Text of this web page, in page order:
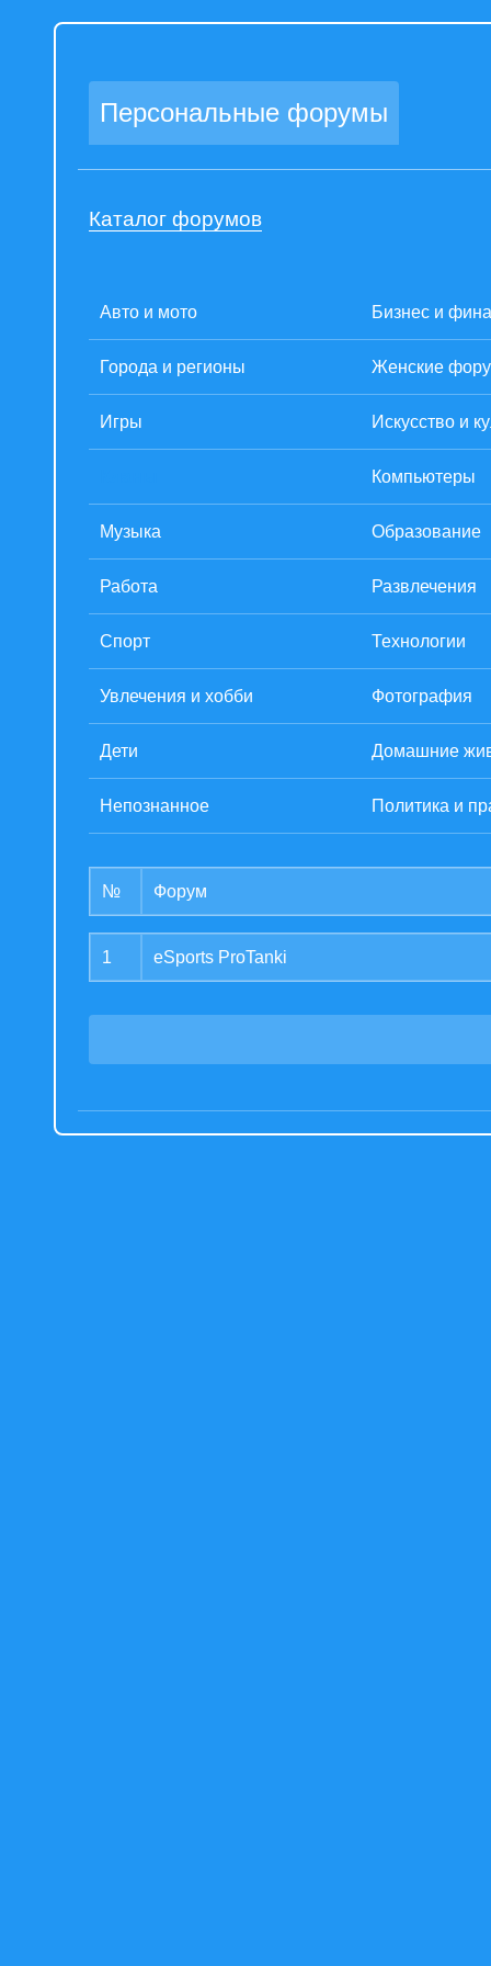
Персональные форумы
Каталог форумов
Авто и мото Бизнес и
Города и регионы Женские
Игры Искусство и
Компьютеры
Музыка Образование
Работа Развлечения
Спорт Технологии
Увлечения и хобби Фотография
Дети Домашние
Непознанное Политика и
№ Форум
1 eSports ProTanki